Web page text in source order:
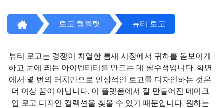
로고 템플릿 뷰티 로고
뷰티 로고는 경쟁이 치열한 틈새 시장에서 귀하를 돋보이게
하고 눈에 띄는 아이덴티티를 만드는 데 필수적입니다. 화면
에서 몇 번의 터치만으로 인상적인 로고를 디자인하는 것은
더 이상 꿈이 아닙니다. 이 플랫폼에서 잘 만들어진 메이크
업 로고 디자인 컬렉션을 찾을 수 있기 때문입니다. 원하는